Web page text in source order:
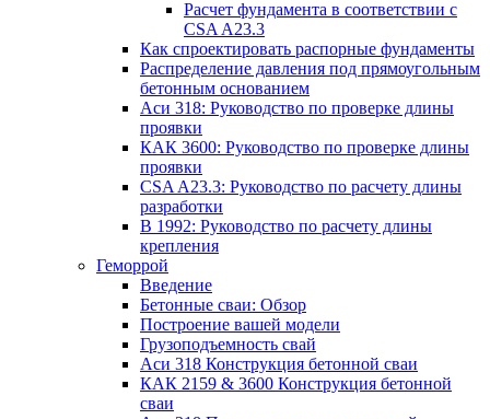
Расчет фундамента в соответствии с
CSA A23.3
Как спроектировать распорные фундаменты
Распределение давления под прямоугольным
бетонным основанием
Аси 318: Руководство по проверке длины
проявки
КАК 3600: Руководство по проверке длины
проявки
CSA A23.3: Руководство по расчету длины
разработки
В 1992: Руководство по расчету длины
крепления
Геморрой
Введение
Бетонные сваи: Обзор
Построение вашей модели
Грузоподъемность свай
Аси 318 Конструкция бетонной сваи
КАК 2159 & 3600 Конструкция бетонной
сваи